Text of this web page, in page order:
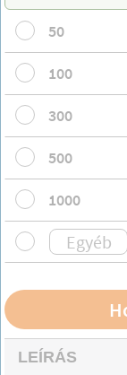
50
100
300
500
1000
LEÍRÁS